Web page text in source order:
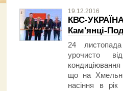
19.12.2016
КВС-
Кам'янці-
24
урочисто
що на
насіння в